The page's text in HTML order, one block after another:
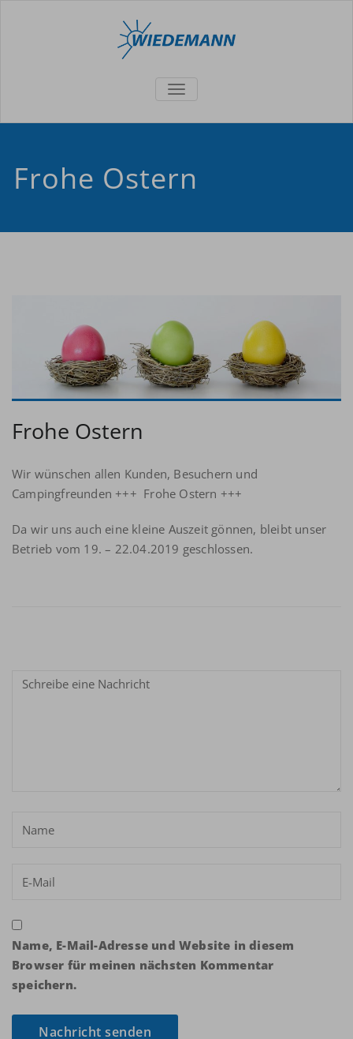
TOGGLE
Frohe Ostern
Frohe Ostern
Wir wünschen allen Kunden, Besuchern und
Campingfreunden +++ Frohe Ostern +++
Da wir uns auch eine kleine Auszeit gönnen, bleibt unser
Betrieb vom 19. – 22.04.2019 geschlossen.
Name, E-Mail-Adresse und Website in diesem
Browser für meinen nächsten Kommentar
speichern.